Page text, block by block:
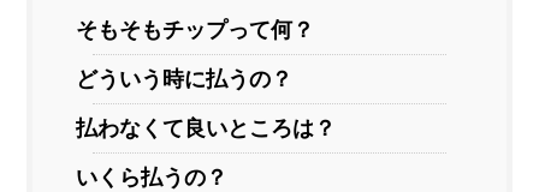
そもそもチップって何？
どういう時に払うの？
払わなくて良いところは？
いくら払うの？